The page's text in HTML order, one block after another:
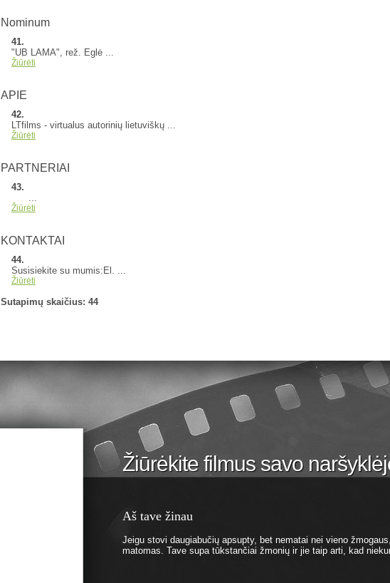
Nominum
41.
"UB LAMA", rež. Eglė ...
Žiūrėti
APIE
42.
LTfilms - virtualus autorinių lietuviškų ...
Žiūrėti
PARTNERIAI
43.
...
Žiūrėti
KONTAKTAI
44.
Susisiekite su mumis:El. ...
Žiūrėti
Sutapimų skaičius: 44
Žiūrėkite filmus savo
Aš tave žinau
Jeigu stovi daugiabučių apsupty, bet nematai nei vieno
matomas. Tave supa tūkstančiai žmonių ir jie taip arti, kad